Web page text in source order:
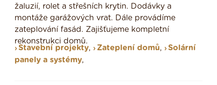
žaluzií, rolet a střešních krytin. Dodávky a
montáže garážových vrat. Dále provádíme
zateplování fasád. Zajišťujeme kompletní
rekonstrukci domů.
Stavební projekty, Zateplení domů,
Solární
panely a systémy,